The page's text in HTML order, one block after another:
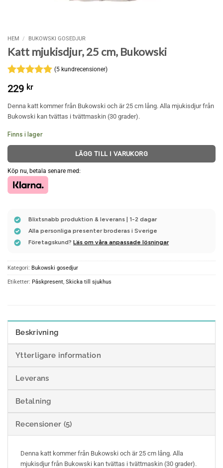
HEM / BUKOWSKI GOSEDJUR
Katt mjukisdjur, 25 cm, Bukowski
Betygsatt
av 5
kundrecensioner
(5 kundrecensioner)
229 kr
Denna katt kommer från Bukowski och är 25 cm lång. Alla mjukisdjur från
Bukowski kan tvättas i tvättmaskin (30 grader).
Finns i lager
LÄGG TILL I VARUKORG
Köp nu, betala senare med:
Blixtsnabb produktion & leverans | 1-2 dagar
Alla personliga presenter broderas i Sverige
Företagskund?Läs om våra anpassade lösningar
Kategori: Bukowski gosedjur
Etiketter: Påskpresent, Skicka till sjukhus
Beskrivning
Ytterligare information
Leverans
Betalning
Recensioner (5)
Denna katt kommer från Bukowski och är 25 cm lång. Alla
mjukisdjur från Bukowski kan tvättas i tvättmaskin (30 grader).